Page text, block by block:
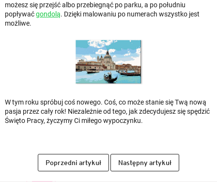
możesz się przejść albo przebiegnąć po parku, a po południu
popływaćgondolą. Dzięki malowaniu po numerach wszystko jest
możliwe.
W tym roku spróbuj coś nowego. Coś, co może stanie się Twą nową
pasja przez cały rok! Niezależnie od tego, jak zdecydujesz się spędzić
Święto Pracy, życzymy Ci miłego wypoczynku.
Poprzedni artykuł Następny artykuł